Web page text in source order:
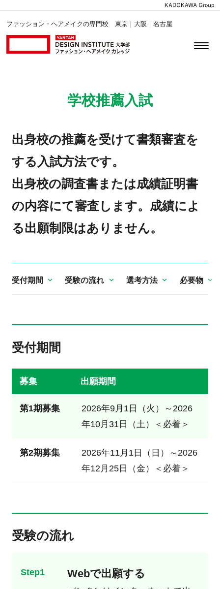
ファッション・ヘアメイクの専門校 東京｜大阪｜名古屋
学校推薦入試
出身校の推薦を受けて書類審査を
する入試方法です。
出身校の調査書または成績証明書
の内容にて審査します。成績によ
る出願制限はありません。
受付期間 受験の流れ 選考方法 必要物
受付期間
募集 出願期間
第1期募集
2026年9月1日（火）～2026
年10月31日（土）＜必着＞
第2期募集
2026年11月1日（日）～2026
年12月25日（金）＜必着＞
受験の流れ
Step1 Webで出願する